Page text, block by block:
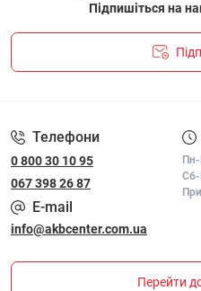
Підпишіться на
Телефони
0 800 30 10 95
067 398 26 87
Сб-
E-mail
info@akbcenter.com.ua
Перейти